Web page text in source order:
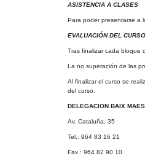
ASISTENCIA A CLASES
Para poder presentarse a
EVALUACIÓN DEL CURSO
Tras finalizar cada bloque
La no superación de las
Al finalizar el curso se
del curso.
DELEGACION BAIX
Av. Cataluña, 35
Tel.: 964 83 16 21
Fax.: 964 82 90 10